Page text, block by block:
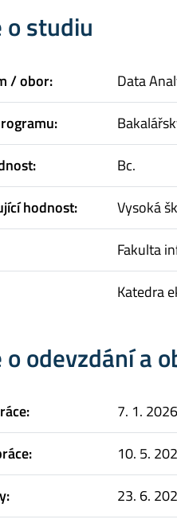
studiu
/ obor:
Data
Bc.
hodnost:
Vysoká
Fakulta
Katedra
odevzdání a
7. 1. 2026
10. 5.
23. 6.